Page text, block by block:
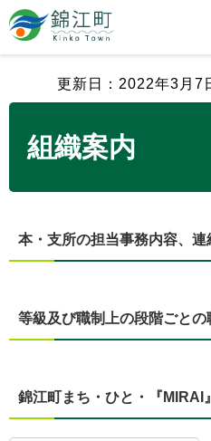
錦江町 Kinko
Town
更新日：2022年3月7
組織案内
本・支所の担当事務内容、連
等級及び職制上の段階ごとの
錦江町まち・ひと・『MIRAI